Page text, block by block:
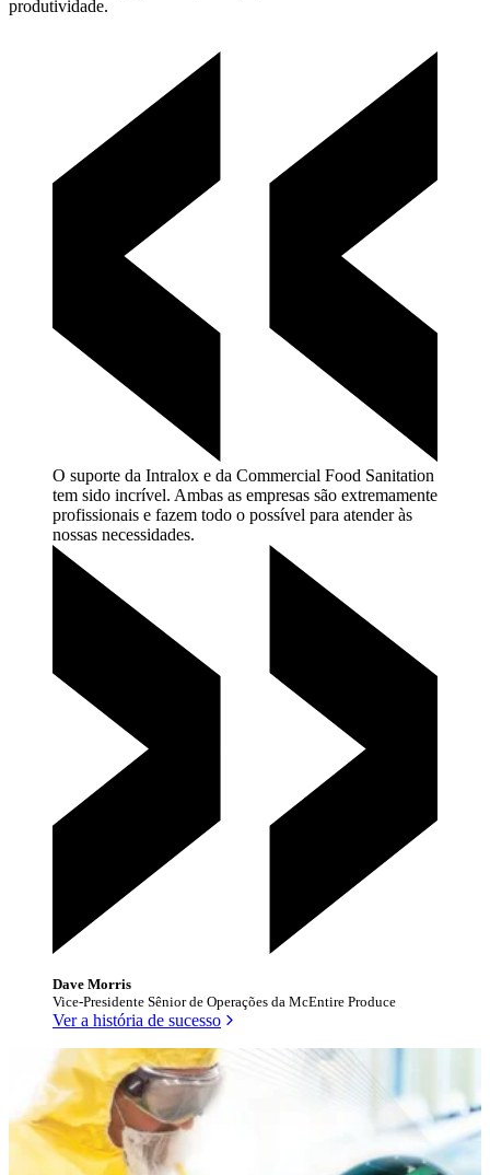
produtividade.
O suporte da Intralox e da Commercial Food Sanitation
tem sido incrível. Ambas as empresas são extremamente
profissionais e fazem todo o possível para atender às
nossas necessidades.
Dave Morris
Vice-Presidente Sênior de Operações da McEntire Produce
Ver a história de sucesso